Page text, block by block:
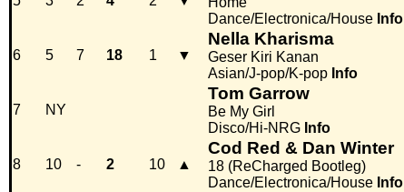
Dance/Electronica/House Info
6 5 7 18 1 ▼
Nella Kharisma
Geser Kiri Kanan
Asian/J-pop/K-pop Info
7 NY
Tom Garrow
Be My Girl
Disco/Hi-NRG Info
8 10 - 2 10 ▲
Cod Red & Dan Winter
18 (ReCharged Bootleg)
Dance/Electronica/House Info